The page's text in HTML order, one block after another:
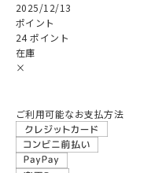
2025/12/13
ポイント
24 ポイント
在庫
×
ご利用可能なお支払方法